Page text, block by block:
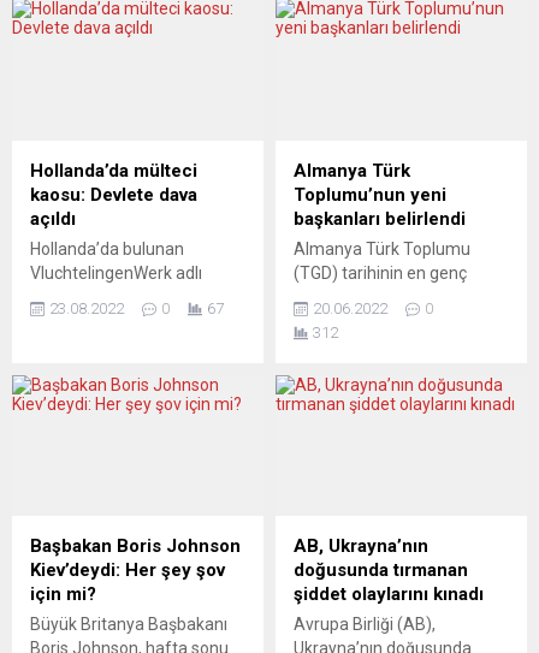
gelebilir. Geçen çarşamba
sabahı 1.02 dolara kadar
muhalefette, ideoloji ve
politikaları iktidarda olan”
Koca reklam panosu,
üstündeki sloganla önümü
kesiverdi ve beni
düşüncelere boğdu:
“Hepimizin...
Hollanda’da mülteci
kaosu: Devlete dava
açıldı
Hollanda’da bulunan
VluchtelingenWerk adlı
kuruluşu, mülteci
devletine dava açtı. Ter
Apel’deki ana kabul
şimdi de ilk kez, ilgili
belediyenin iradesi dışında
bir acil konaklama yeri
açmayı planlıyor. Sağcı ve
muhafazakâr...
23.08.2022 0 67
Almanya Türk
Toplumu’nun yeni
başkanları belirlendi
Almanya Türk Toplumu
(TGD) tarihinin en genç
yeni bir dönrem açmak için
çalışacaklarını söyledi.
(TGD) 13. Genel Kurulunda
yeni eşbaşkanlar belirlendi.
Yeşilkaya, yaptığı
konuşmada, kendisini bu
göreve layık gören genel
kurul...
20.06.2022
0
312
Başbakan Boris Johnson
Kiev’deydi: Her şey şov
için mi?
Büyük Britanya Başbakanı
Boris Johnson, hafta sonu
AB, Ukrayna’nın
doğusunda tırmanan
şiddet olaylarını kınadı
Avrupa Birliği (AB),
Ukrayna’nın doğusunda